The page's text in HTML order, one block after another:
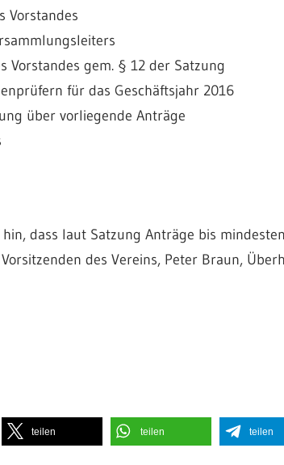
Vorstandes
Vorstandes gem. § 12 der Satzung
für das Geschäftsjahr 2016
über vorliegende Anträge
dass laut Satzung Anträge bis
des Vereins, Peter Braun,
teilen teilen teilen